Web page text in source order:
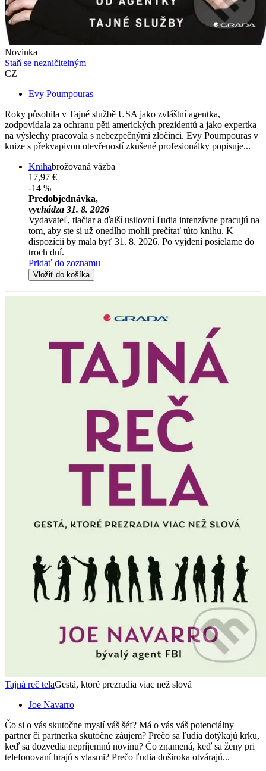
Novinka
Staň se nezničitelným
CZ
Evy Poumpouras
Roky působila v Tajné službě USA jako zvláštní agentka,
zodpovídala za ochranu pěti amerických prezidentů a jako expertka
na výslechy pracovala s nebezpečnými zločinci. Evy Poumpouras v
knize s překvapivou otevřeností zkušené profesionálky popisuje...
Knihabrožovaná väzba
17,97 €
-14 %
Predobjednávka,
vychádza 31. 8. 2026
Vydavateľ, tlačiar a ďalší usilovní ľudia intenzívne pracujú na
tom, aby ste si už onedlho mohli prečítať túto knihu. K
dispozícii by mala byť 31. 8. 2026. Po vyjdení posielame do
troch dní.
Pridať do zoznamu
Vložiť do košíka
Tajná reč telaGestá, ktoré prezradia viac než slová
Joe Navarro
Čo si o vás skutočne myslí váš šéf? Má o vás váš potenciálny
partner či partnerka skutočne záujem? Prečo sa ľudia dotýkajú krku,
keď sa dozvedia nepríjemnú novinu? Čo znamená, keď sa ženy pri
telefonovaní hrajú s vlasmi? Prečo ľudia doširoka otvárajú...